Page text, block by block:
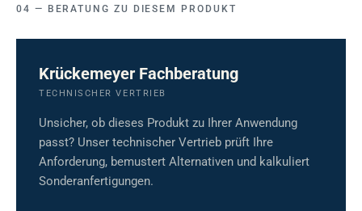
BERATUNG ZU DIESEM PRODUKT
Krückemeyer Fachberatung
TECHNISCHER VERTRIEB
Unsicher, ob dieses Produkt zu Ihrer Anwendung
passt? Unser technischer Vertrieb prüft Ihre
Anforderung, bemustert Alternativen und kalkuliert
Sonderanfertigungen.